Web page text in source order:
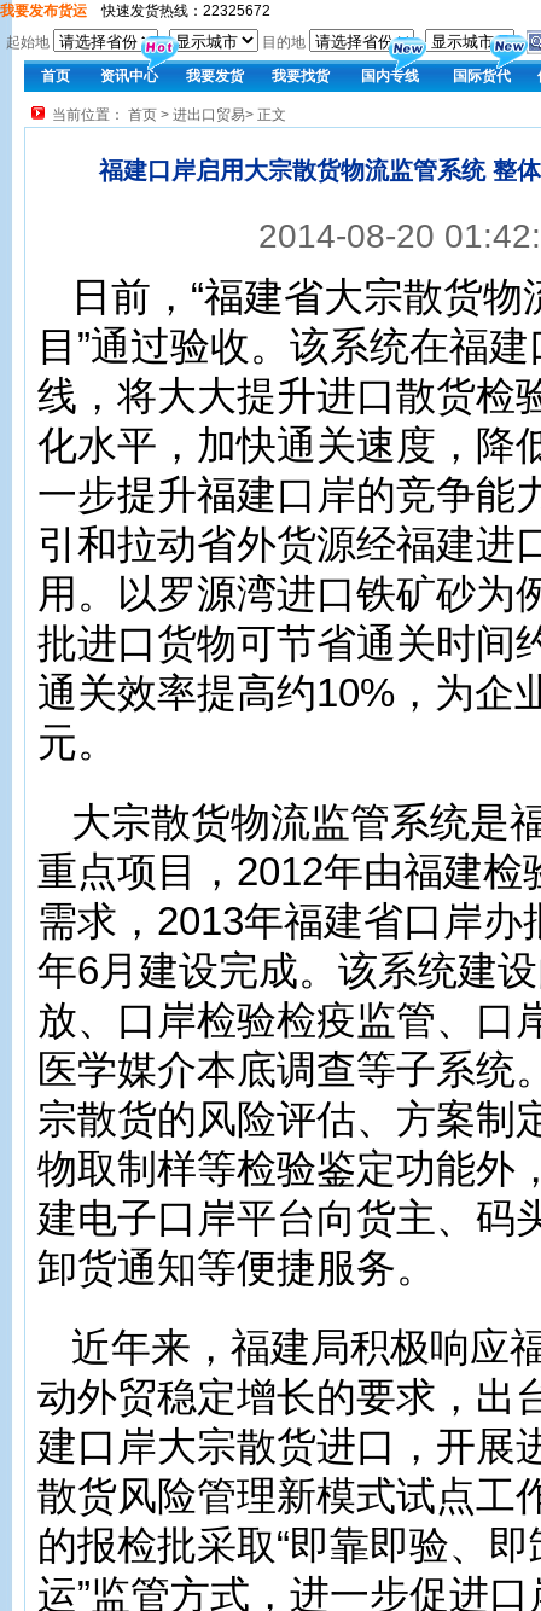
我要发布货运 快速发货热线：22325672
起始地
目的地
首页
资讯中心 我要发货 我要找货 国内专线 国际货代
当前位置： 首页 > 进出口贸易> 正文
福建口岸启用大宗散货物流监管系统 整
2014-08-20
日前，“福建省大宗散货
目”通过验收。该系统在福
线，将大大提升进口散货检
化水平，加快通关速度，降
一步提升福建口岸的竞争能
引和拉动省外货源经福建进
用。以罗源湾进口铁矿砂为
批进口货物可节省通关时间
通关效率提高约10%，为企
元。
大宗散货物流监管系统是
重点项目，2012年由福建检
需求，2013年福建省口岸办
年6月建设完成。该系统建
放、口岸检验检疫监管、口
医学媒介本底调查等子系统
宗散货的风险评估、方案制
物取制样等检验鉴定功能外
建电子口岸平台向货主、码
卸货通知等便捷服务。
近年来，福建局积极响应
动外贸稳定增长的要求，出
建口岸大宗散货进口，开展
散货风险管理新模式试点工
的报检批采取“即靠即验、
运”监管方式，进一步促进